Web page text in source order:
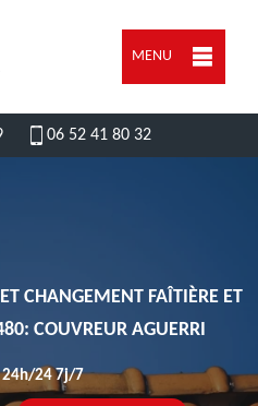
MENU
06 52 41 80 32
CHANGEMENT FAÎTIÈRE ET
COUVREUR AGUERRI
24h/24 7j/7